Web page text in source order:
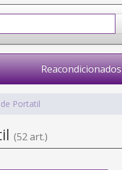
Reacondicionados
Portatil
(52 art.)